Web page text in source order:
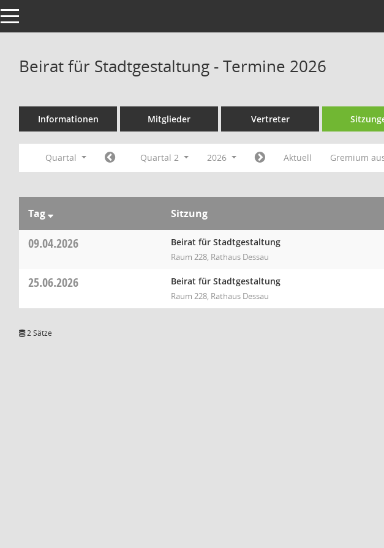
Toggle navigation
Beirat für Stadtgestaltung - Termine 2026
Informationen Mitglieder Vertreter
Quartal Quartal 2 2026 Aktuell Gremium
Tag Sitzung
09.04.2026 Beirat für Stadtgestaltung
Raum 228, Rathaus Dessau
25.06.2026 Beirat für Stadtgestaltung
Raum 228, Rathaus Dessau
2 Sätze